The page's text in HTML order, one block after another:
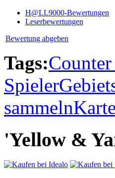
H@LL9000-Bewertungen
Leserbewertungen
Bewertung abgeben
Tags:
Spieler
sammeln
'Yellow &